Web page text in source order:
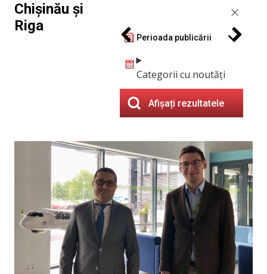
Chișinău și
Riga
Perioada publicării
Categorii cu noutăți
Afișați rezultatele